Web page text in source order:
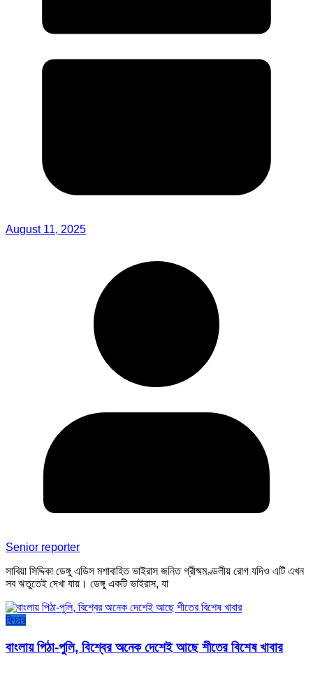
August 11, 2025
Senior reporter
সাবিয়া সিদ্দিকা ডেঙ্গু এডিস মশাবাহিত ভাইরাস জনিত গ্রীষ্মমণ্ডলীয় রোগ যদিও এটি এখন
সব ঋতুতেই দেখা যায়। ডেঙ্গু একটি ভাইরাস, যা
ফিচার
বাংলায় পিঠা-পুলি, বিশ্বের অনেক দেশেই আছে শীতের বিশেষ খাবার